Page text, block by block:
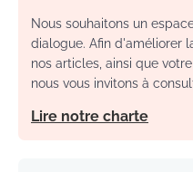
Nous souhaitons un
dialogue. Afin d'améliorer
nos articles, ainsi que
nous vous invitons à
Lire notre charte